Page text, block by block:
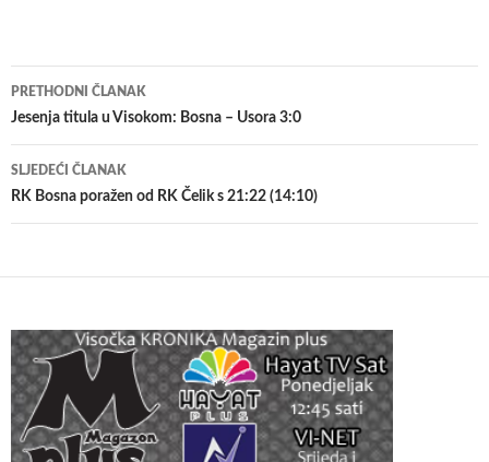
Navigacija
članaka
PRETHODNI ČLANAK
Jesenja titula u Visokom: Bosna – Usora 3:0
SLJEDEĆI ČLANAK
RK Bosna poražen od RK Čelik s 21:22 (14:10)